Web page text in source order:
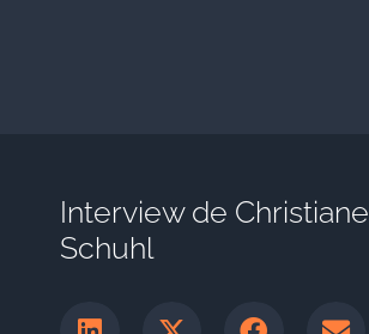
Interview de
Schuhl